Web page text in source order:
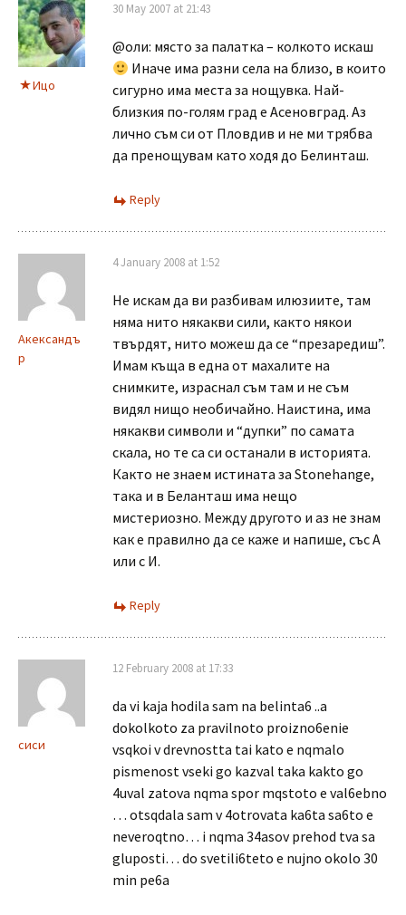
Ицо
30 May 2007 at 21:43
@оли: място за палатка – колкото искаш
Иначе има разни села на близо, в които
сигурно има места за нощувка. Най-
близкия по-голям град е Асеновград. Аз
лично съм си от Пловдив и не ми трябва
да пренощувам като ходя до Белинташ.
Reply
Акександъ
р
4 January 2008 at 1:52
Не искам да ви разбивам илюзиите, там
няма нито някакви сили, както някои
твърдят, нито можеш да се “презаредиш”.
Имам къща в една от махалите на
снимките, израснал съм там и не съм
видял нищо необичайно. Наистина, има
някакви символи и “дупки” по самата
скала, но те са си останали в историята.
Както не знаем истината за Stonehange,
така и в Беланташ има нещо
мистериозно. Между другото и аз не знам
как е правилно да се каже и напише, със А
или с И.
Reply
сиси
12 February 2008 at 17:33
da vi kaja hodila sam na belinta6 ..a
dokolkoto za pravilnoto proizno6enie
vsqkoi v drevnostta tai kato e nqmalo
pismenost vseki go kazval taka kakto go
4uval zatova nqma spor mqstoto e val6ebno
… otsqdala sam v 4otrovata ka6ta sa6to e
neveroqtno… i nqma 34asov prehod tva sa
gluposti… do svetili6teto e nujno okolo 30
min pe6a